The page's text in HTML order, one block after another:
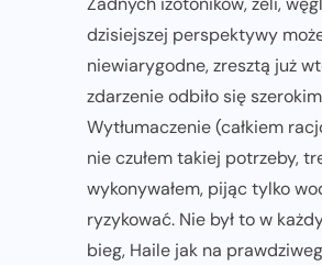
dzisiejszej perspektywy
niewiarygodne, zresztą już
zdarzenie odbiło się
Wytłumaczenie (całkiem
nie czułem takiej potrzeby,
wykonywałem, pijąc tylko
ryzykować. Nie był to w
bieg, Haile jak na